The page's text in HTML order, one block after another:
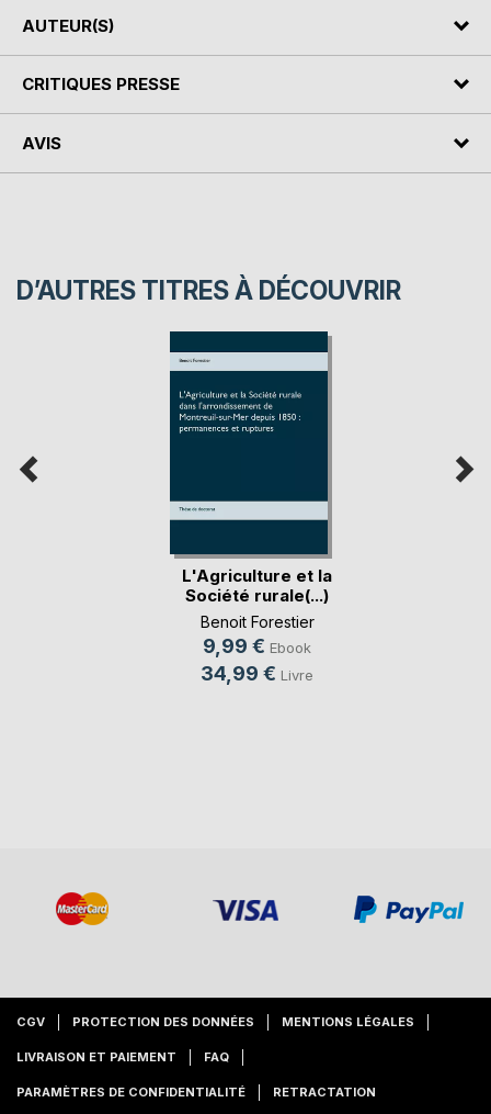
AUTEUR(S)
CRITIQUES PRESSE
AVIS
D’AUTRES TITRES À DÉCOUVRIR
L'Agriculture et la
Société rurale(...)
Benoit Forestier
9,99 € Ebook
34,99 € Livre
CGV PROTECTION DES DONNÉES MENTIONS LÉGALES
LIVRAISON ET PAIEMENT FAQ
PARAMÈTRES DE CONFIDENTIALITÉ RETRACTATION